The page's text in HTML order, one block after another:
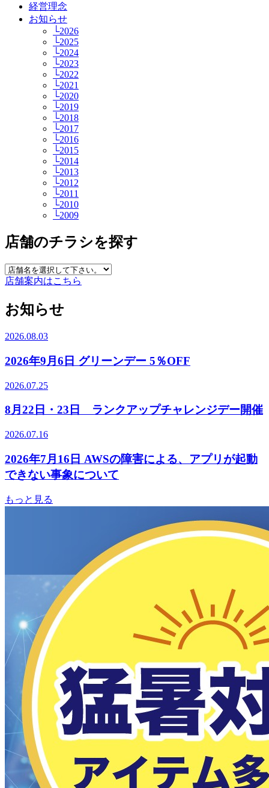
経営理念
お知らせ
└2026
└2025
└2024
└2023
└2022
└2021
└2020
└2019
└2018
└2017
└2016
└2015
└2014
└2013
└2012
└2011
└2010
└2009
店舗のチラシを探す
店舗案内はこちら
お知らせ
2026.08.03
2026年9月6日 グリーンデー 5％OFF
2026.07.25
8月22日・23日 ランクアップチャレンジデー開催
2026.07.16
2026年7月16日 AWSの障害による、アプリが起動
できない事象について
もっと見る